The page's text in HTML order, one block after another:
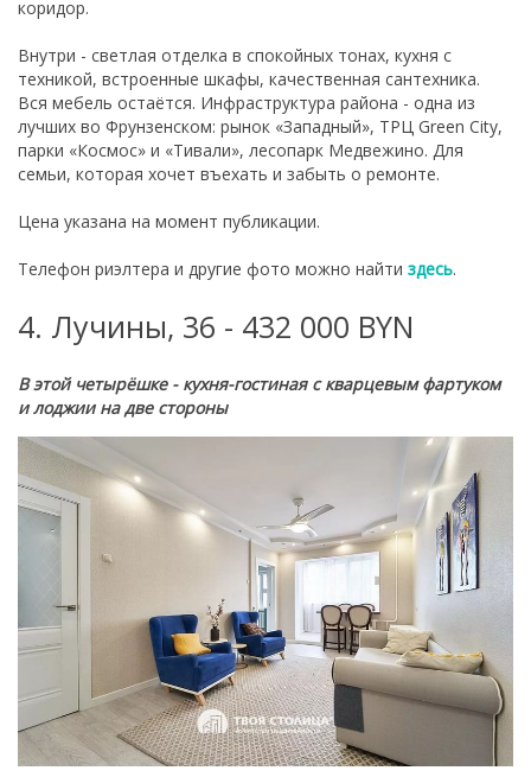
коридор.
Внутри - светлая отделка в спокойных тонах, кухня с
техникой, встроенные шкафы, качественная сантехника.
Вся мебель остаётся. Инфраструктура района - одна из
лучших во Фрунзенском: рынок «Западный», ТРЦ Green City,
парки «Космос» и «Тивали», лесопарк Медвежино. Для
семьи, которая хочет въехать и забыть о ремонте.
Цена указана на момент публикации.
Телефон риэлтера и другие фото можно найти здесь.
4. Лучины, 36 - 432 000 BYN
В этой четырёшке - кухня-гостиная с кварцевым фартуком
и лоджии на две стороны